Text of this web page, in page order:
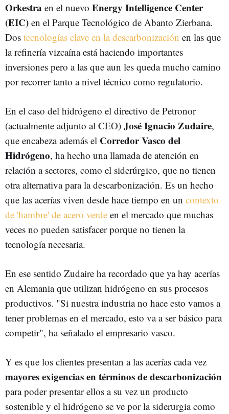
Orkestra en el nuevo Energy Intelligence Center
(EIC) en el Parque Tecnológico de Abanto Zierbana.
Dos tecnologías clave en la descarbonización en las que
la refinería vizcaína está haciendo importantes
inversiones pero a las que aun les queda mucho camino
por recorrer tanto a nivel técnico como regulatorio.
En el caso del hidrógeno el directivo de Petronor
(actualmente adjunto al CEO) José Ignacio Zudaire,
que encabeza además el Corredor Vasco del
Hidrógeno, ha hecho una llamada de atención en
relación a sectores, como el siderúrgico, que no tienen
otra alternativa para la descarbonización. Es un hecho
que las acerías viven desde hace tiempo en un contexto
de 'hambre' de acero verde en el mercado que muchas
veces no pueden satisfacer porque no tienen la
tecnología necesaria.
En ese sentido Zudaire ha recordado que ya hay acerías
en Alemania que utilizan hidrógeno en sus procesos
productivos. "Si nuestra industria no hace esto vamos a
tener problemas en el mercado, esto va a ser básico para
competir", ha señalado el empresario vasco.
Y es que los clientes presentan a las acerías cada vez
mayores exigencias en términos de descarbonización
para poder presentar ellos a su vez un producto
sostenible y el hidrógeno se ve por la siderurgia como